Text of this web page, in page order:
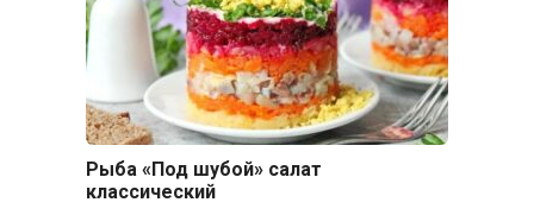
Рыба «Под шубой» салат
классический